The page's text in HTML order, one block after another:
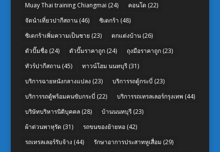
Muay Thai training Chiangmai (24) คอนโด (22)
จัดนำเที่ยวปากีสถาน(46) ซิเดกร้า (48)
ซิเดกร้าเพิ่มความเป็นชาย (23) ตกแต่งบ้าน(26)
ตัวปั๊มชื่อ(24) ตัวปั๊มราคาถูก(24) ถุงมือราคาถูก(23)
ทัวร์ปากีสถาน(45) ทาวน์โฮม นนทบุรี(31)
บริการฉายหนังกลางแปลง (23) บริการรถตู้กระบี่ (23)
บริการรถตู้พร้อมคนขับกระบี่ (22) บริการรถเทรลเลอร์กรุงเทพ (44)
บริษัทบริหารนิติบุคคล(28) บ้านนนทบุรี(23)
ผ้าต่วนพาหุรัด (31) รถขนของย้ายหอ(42)
รถเทรลเลอร์รับจ้าง (44) รักษาอาการประสาทหูเสื่อม (29)